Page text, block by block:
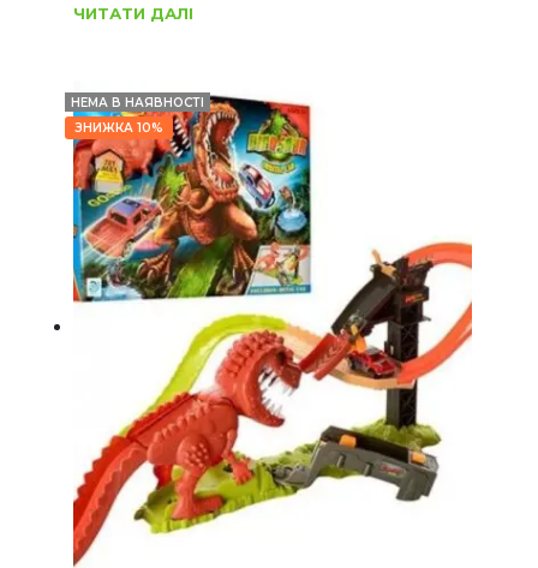
ЧИТАТИ ДАЛІ
НЕМА В НАЯВНОСТІ
ЗНИЖКА 10%